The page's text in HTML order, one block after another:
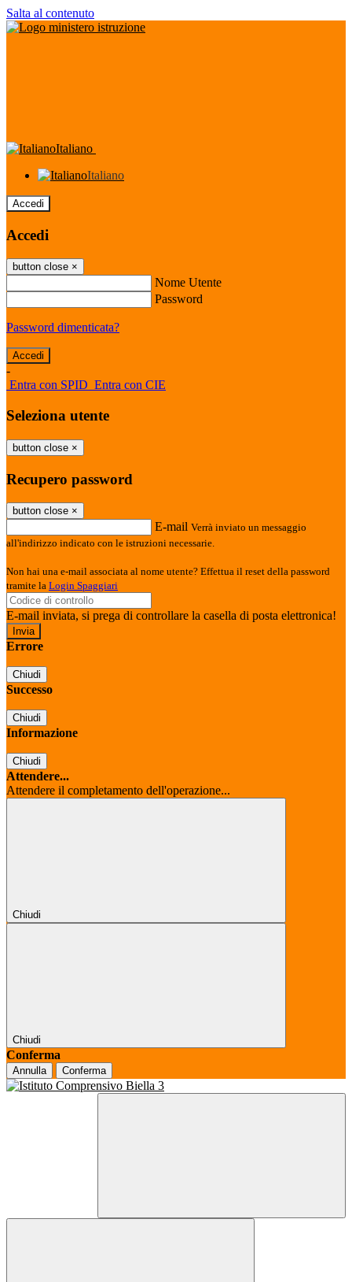
Salta al contenuto
Italiano
Italiano
Accedi
Accedi
button close ×
Nome Utente
Password
Password dimenticata?
-
Entra con SPID Entra con CIE
Seleziona utente
button close ×
Recupero password
button close ×
E-mail Verrà inviato un messaggio
all'indirizzo indicato con le istruzioni necessarie.
Non hai una e-mail associata al nome utente? Effettua il reset della password
tramite la Login Spaggiari
E-mail inviata, si prega di controllare la casella di posta elettronica!
Errore
Chiudi
Successo
Chiudi
Informazione
Chiudi
Attendere...
Attendere il completamento dell'operazione...
Chiudi
Chiudi
Conferma
Annulla Conferma